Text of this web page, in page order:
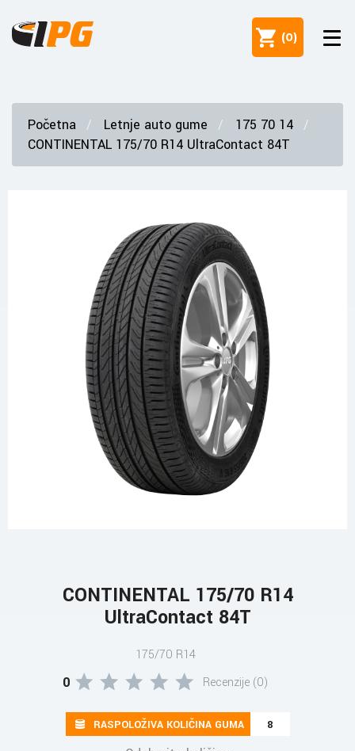
(0)
Početna Letnje auto gume
175 70 14
CONTINENTAL 175/70 R14 UltraContact 84T
CONTINENTAL 175/70 R14
UltraContact 84T
175/70 R14
0 Recenzije (0)
RASPOLOŽIVA KOLIČINA GUMA 8